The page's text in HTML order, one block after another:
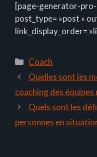
[page-generator-
post_type= »post »
link_display_order=
Catégories
Coach
Quelles sont les
coaching des
Quels sont les
personnes en